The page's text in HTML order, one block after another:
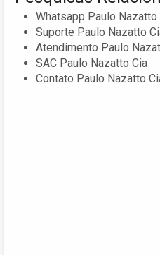
Whatsapp Paulo Nazatto
Suporte Paulo Nazatto
Atendimento Paulo
SAC Paulo Nazatto Cia
Contato Paulo Nazatto